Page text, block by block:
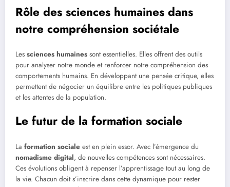
Rôle des sciences humaines dans
notre compréhension sociétale
Les sciences humaines sont essentielles. Elles offrent des outils
pour analyser notre monde et renforcer notre compréhension des
comportements humains. En développant une pensée critique, elles
permettent de négocier un équilibre entre les politiques publiques
et les attentes de la population.
Le futur de la formation sociale
La formation sociale est en plein essor. Avec l’émergence du
nomadisme digital, de nouvelles compétences sont nécessaires.
Ces évolutions obligent à repenser l’apprentissage tout au long de
la vie. Chacun doit s’inscrire dans cette dynamique pour rester